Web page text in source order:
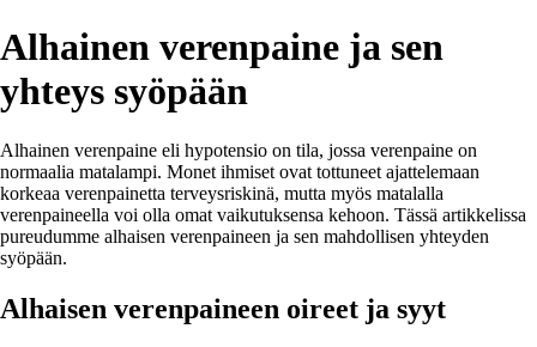
Alhainen verenpaine ja sen
yhteys syöpään
Alhainen verenpaine eli hypotensio on tila, jossa verenpaine on
normaalia matalampi. Monet ihmiset ovat tottuneet ajattelemaan
korkeaa verenpainetta terveysriskinä, mutta myös matalalla
verenpaineella voi olla omat vaikutuksensa kehoon. Tässä artikkelissa
pureudumme alhaisen verenpaineen ja sen mahdollisen yhteyden
syöpään.
Alhaisen verenpaineen oireet ja syyt